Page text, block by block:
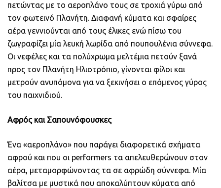
πετώντας με το αεροπλάνο τους σε τροχιά γύρω από
τον φωτεινό Πλανήτη. Διαφανή κύματα και σφαίρες
αέρα γεννιούνται από τους έλικες ενώ πίσω του
ζωγραφίζει μία λευκή λωρίδα από πουπουλένια σύννεφα.
Οι νεφέλες και τα πολύχρωμα μελτέμια πετούν ξανά
προς τον Πλανήτη Ηλιοτρόπιο, γίνονται φίλοι και
μετρούν ανυπόμονα για να ξεκινήσει ο επόμενος γύρος
του παιχνιδιού.
Αφρός και Σαπουνόφουσκες
Ένα «αεροπλάνο» που παράγει διαφορετικά σχήματα
αφρού και που οι performers τα απελευθερώνουν στον
αέρα, μεταμορφώνοντας τα σε αφρώδη σύννεφα. Μία
βαλίτσα με μυστικά που αποκαλύπτουν κύματα από